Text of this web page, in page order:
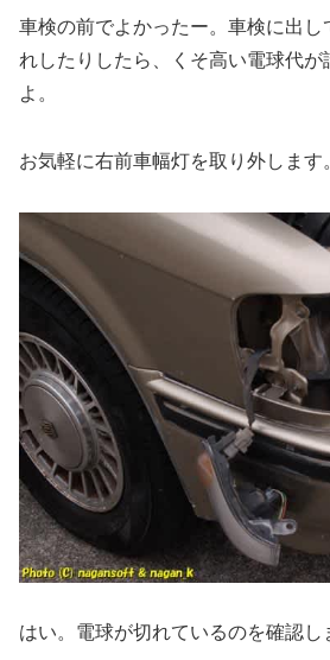
車検の前でよかったー。車検に出し
れしたりしたら、くそ高い電球代が
よ。
お気軽に右前車幅灯を取り外します
はい。電球が切れているのを確認し